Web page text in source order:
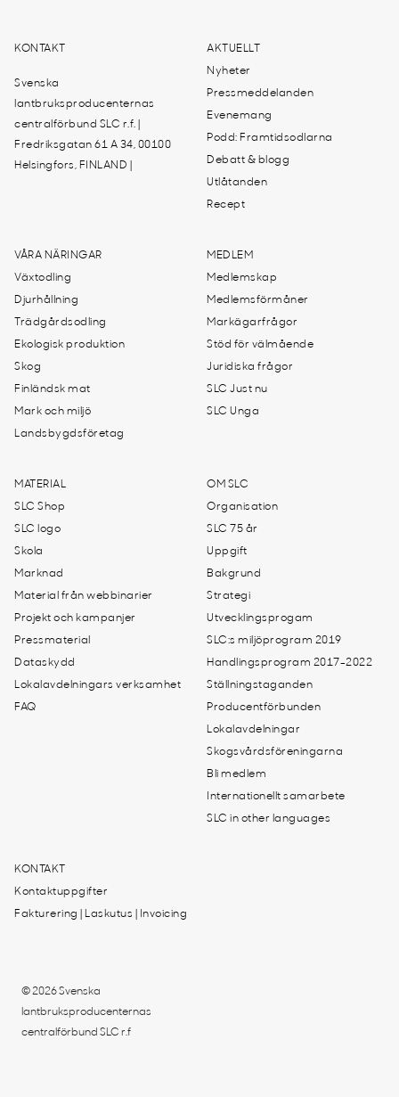
KONTAKT
Svenska
lantbruksproducenternas
centralförbund SLC r.f. |
Fredriksgatan 61 A 34, 00100
Helsingfors, FINLAND |
AKTUELLT
Nyheter
Pressmeddelanden
Evenemang
Podd: Framtidsodlarna
Debatt & blogg
Utlåtanden
Recept
VÅRA NÄRINGAR
Växtodling
Djurhållning
Trädgårdsodling
Ekologisk produktion
Skog
Finländsk mat
Mark och miljö
Landsbygdsföretag
MEDLEM
Medlemskap
Medlemsförmåner
Markägarfrågor
Stöd för välmående
Juridiska frågor
SLC Just nu
SLC Unga
MATERIAL
SLC Shop
SLC logo
Skola
Marknad
Material från webbinarier
Projekt och kampanjer
Pressmaterial
Dataskydd
Lokalavdelningars verksamhet
FAQ
OM SLC
Organisation
SLC 75 år
Uppgift
Bakgrund
Strategi
Utvecklingsprogam
SLC:s miljöprogram 2019
Handlingsprogram 2017-2022
Ställningstaganden
Producentförbunden
Lokalavdelningar
Skogsvårdsföreningarna
Bli medlem
Internationellt samarbete
SLC in other languages
KONTAKT
Kontaktuppgifter
Fakturering | Laskutus | Invoicing
© 2026 Svenska
lantbruksproducenternas
centralförbund SLC r.f